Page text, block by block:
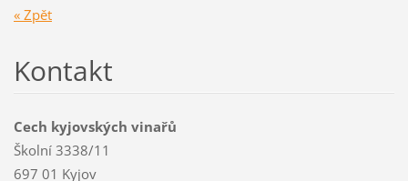
« Zpět
Kontakt
Cech kyjovských vinařů
Školní 3338/11
697 01 Kyjov